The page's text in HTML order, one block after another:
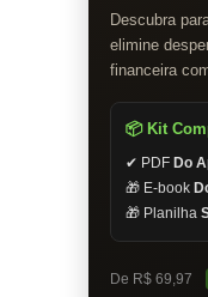
Descubra
elimine
financeira
📦 Kit
✔ PDF Do
🎁 E-book
🎁 Planilha
De R$ 69,97